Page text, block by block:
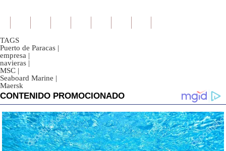
TAGS
Puerto de Paracas |
empresa |
navieras |
MSC |
Seaboard Marine |
Maersk